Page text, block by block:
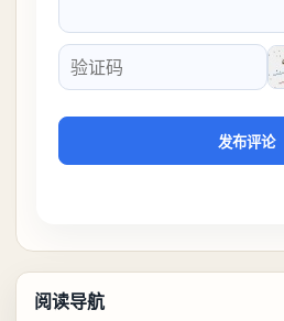
验证码
发布评论
阅读导航